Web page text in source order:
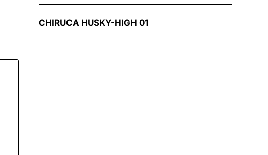
CHIRUCA HUSKY-HIGH 01